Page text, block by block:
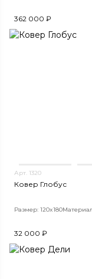
362 000 ₽
Арт. 1320
Ковер Глобус
Размер: 120x180
32 000 ₽